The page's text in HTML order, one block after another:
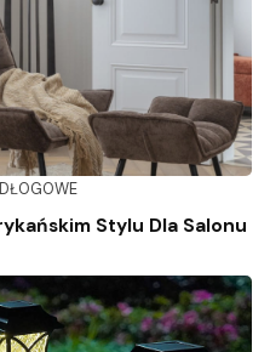
Stylu Dla Salonu